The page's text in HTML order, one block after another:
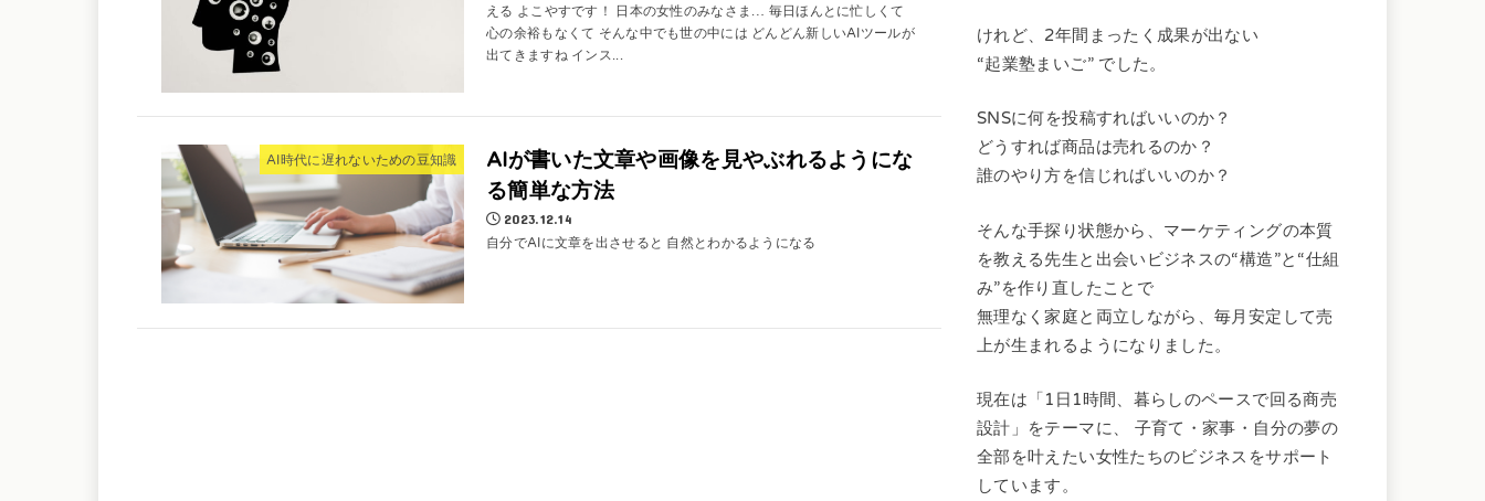
える よこやすです！ 日本の女性のみなさま… 毎日ほんとに忙しくて
心の余裕もなくて そんな中でも世の中には どんどん新しいAIツールが
出てきますね インス...
AI時代に遅れないための豆知識
AIが書いた文章や画像を見やぶれるようにな
る簡単な方法
2023.12.14
自分でAIに文章を出させると 自然とわかるようになる
けれど、2年間まったく成果が出ない
“起業塾まいご” でした。
SNSに何を投稿すればいいのか？
どうすれば商品は売れるのか？
誰のやり方を信じればいいのか？
そんな手探り状態から、マーケティングの本質
を教える先生と出会いビジネスの“構造”と“仕組
み”を作り直したことで
無理なく家庭と両立しながら、毎月安定して売
上が生まれるようになりました。
現在は「1日1時間、暮らしのペースで回る商売
設計」をテーマに、 子育て・家事・自分の夢の
全部を叶えたい女性たちのビジネスをサポート
しています。